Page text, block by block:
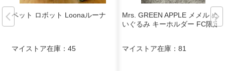
ペット ロボット Loonaルーナ
マイストア在庫： 45
Mrs. GREEN APPLE メメル ぬ
いぐるみ キーホルダー FC限定
マイストア在庫： 81